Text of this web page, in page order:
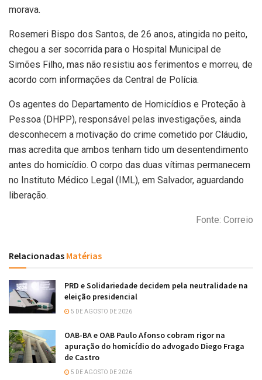
morava.
Rosemeri Bispo dos Santos, de 26 anos, atingida no peito,
chegou a ser socorrida para o Hospital Municipal de
Simões Filho, mas não resistiu aos ferimentos e morreu, de
acordo com informações da Central de Polícia.
Os agentes do Departamento de Homicídios e Proteção à
Pessoa (DHPP), responsável pelas investigações, ainda
desconhecem a motivação do crime cometido por Cláudio,
mas acredita que ambos tenham tido um desentendimento
antes do homicídio. O corpo das duas vítimas permanecem
no Instituto Médico Legal (IML), em Salvador, aguardando
liberação.
Fonte: Correio
Relacionadas Matérias
PRD e Solidariedade decidem pela neutralidade na
eleição presidencial
5 DE AGOSTO DE 2026
OAB-BA e OAB Paulo Afonso cobram rigor na
apuração do homicídio do advogado Diego Fraga
de Castro
5 DE AGOSTO DE 2026